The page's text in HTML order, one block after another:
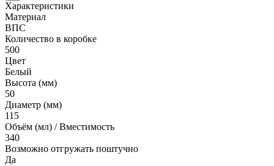
Характеристики
Материал
ВПС
Количество в коробке
500
Цвет
Белый
Высота (мм)
50
Диаметр (мм)
115
Объём (мл) / Вместимость
340
Возможно отгружать поштучно
Да